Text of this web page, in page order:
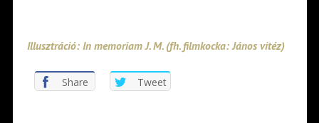
Illusztráció: In memoriam J. M. (fh. filmkocka: János vitéz)
Share Tweet